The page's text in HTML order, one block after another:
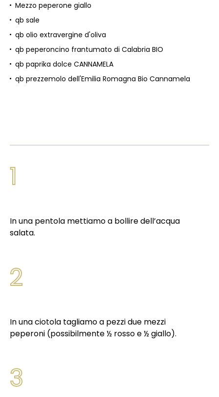
Mezzo peperone giallo
qb sale
qb olio extravergine d'oliva
qb peperoncino frantumato di Calabria BIO
qb paprika dolce CANNAMELA
qb prezzemolo dell'Emilia Romagna Bio Cannamela
1
In una pentola mettiamo a bollire dell’acqua
salata.
2
In una ciotola tagliamo a pezzi due mezzi
peperoni (possibilmente ½ rosso e ½ giallo).
3